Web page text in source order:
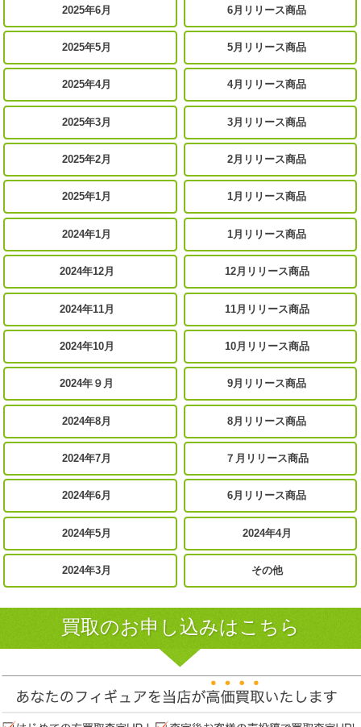
2025年6月 6月リリース商品
2025年5月 5月リリース商品
2025年4月 4月リリース商品
2025年3月 3月リリース商品
2025年2月 2月リリース商品
2025年1月 1月リリース商品
2024年1月 1月リリース商品
2024年12月 12月リリース商品
2024年11月 11月リリース商品
2024年10月 10月リリース商品
2024年９月 9月リリース商品
2024年8月 8月リリース商品
2024年7月 ７月リリース商品
2024年6月 6月リリース商品
2024年5月 2024年4月
2024年3月 その他
買取のお申し込みはこちら